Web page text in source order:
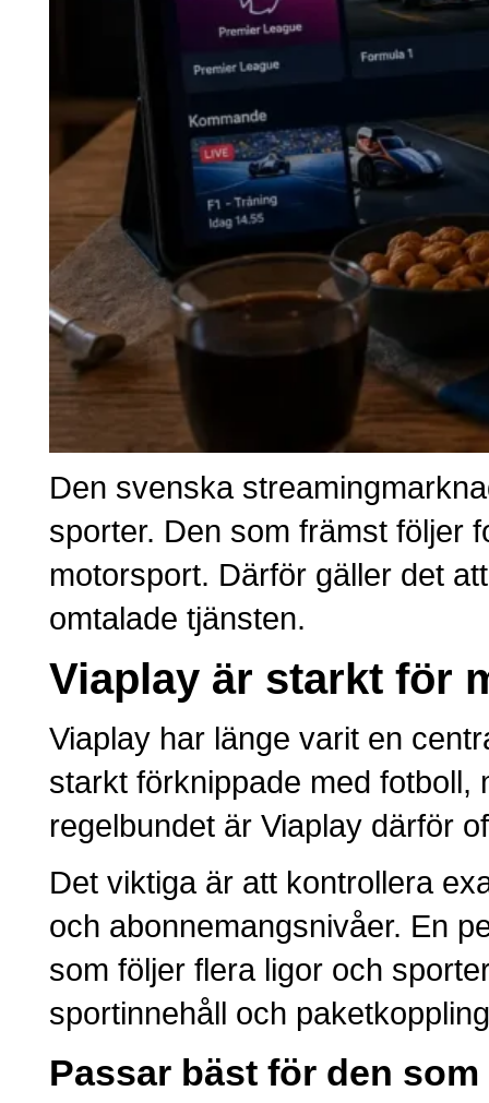
Den svenska
sporter. Den som främst följer
motorsport. Därför gäller det
omtalade tjänsten.
Viaplay är starkt för
Viaplay har länge varit en
starkt förknippade med fotboll,
regelbundet är Viaplay därför
Det viktiga är att kontrollera
och abonnemangsnivåer. En
som följer flera ligor och
sportinnehåll och
Passar bäst för den